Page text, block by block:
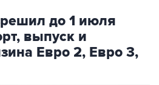
до 1 июля
выпуск и
Евро 2, Евро 3,